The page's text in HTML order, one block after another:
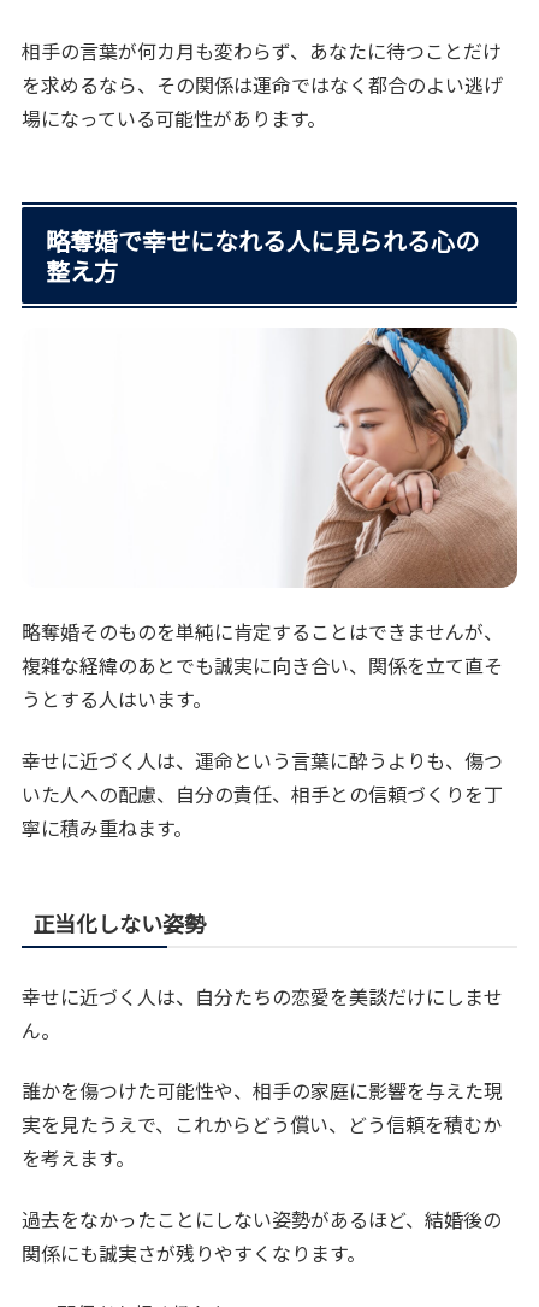
相手の言葉が何カ月も変わらず、あなたに待つことだけ
を求めるなら、その関係は運命ではなく都合のよい逃げ
場になっている可能性があります。
略奪婚で幸せになれる人に見られる心の
整え方
略奪婚そのものを単純に肯定することはできませんが、
複雑な経緯のあとでも誠実に向き合い、関係を立て直そ
うとする人はいます。
幸せに近づく人は、運命という言葉に酔うよりも、傷つ
いた人への配慮、自分の責任、相手との信頼づくりを丁
寧に積み重ねます。
正当化しない姿勢
幸せに近づく人は、自分たちの恋愛を美談だけにしませ
ん。
誰かを傷つけた可能性や、相手の家庭に影響を与えた現
実を見たうえで、これからどう償い、どう信頼を積むか
を考えます。
過去をなかったことにしない姿勢があるほど、結婚後の
関係にも誠実さが残りやすくなります。